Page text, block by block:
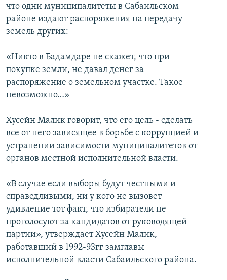
что одни муниципалитеты в Сабаильском
районе издают распоряжения на передачу
земель других:
«Никто в Бадамдаре не скажет, что при
покупке земли, не давал денег за
распоряжение о земельном участке. Такое
невозможно…»
Хусейн Малик говорит, что его цель - сделать
все от него зависящее в борьбе с коррупцией и
устранении зависимости муниципалитетов от
органов местной исполнительной власти.
«В случае если выборы будут честными и
справедливыми, ни у кого не вызовет
удивление тот факт, что избиратели не
проголосуют за кандидатов от руководящей
партии», утверждает Хусейн Малик,
работавший в 1992-93гг замглавы
исполнительной власти Сабаильского района.